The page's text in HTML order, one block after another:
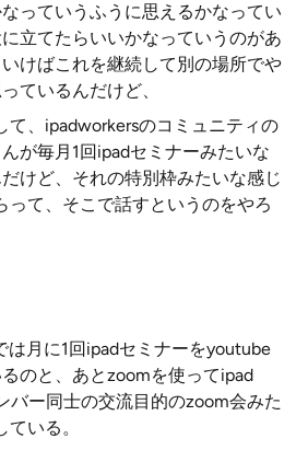
っていうふうに思えるかなってい
立てたらいいかなっていうのがあ
けばこれを継続して別の場所でや
ているんだけど、
て、ipadworkersのコミュニティの
が毎月1回ipadセミナーみたいな
けど、それの特別枠みたいな感じ
って、そこで話すというのをやろ
は月に1回ipadセミナーをyoutube
のと、あとzoomを使ってipad
バー同士の交流目的のzoom会みた
いる。